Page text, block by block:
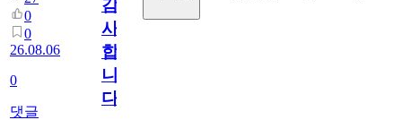
0
0
26.08.06
0
댓글
감
사
합
니
다